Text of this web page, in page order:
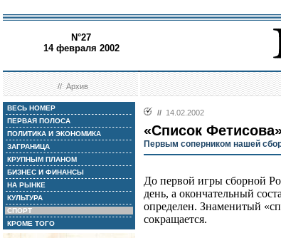
N°27
14 февраля 2002
//Архив
ВЕСЬ НОМЕР
ПЕРВАЯ ПОЛОСА
ПОЛИТИКА И ЭКОНОМИКА
ЗАГРАНИЦА
КРУПНЫМ ПЛАНОМ
БИЗНЕС И ФИНАНСЫ
НА РЫНКЕ
КУЛЬТУРА
СПОРТ
КРОМЕ ТОГО
// 14.02.2002
«Список
Первым соперником нашей
До первой игры сборной
день, а окончательный
определен. Знаменитый
сокращается.